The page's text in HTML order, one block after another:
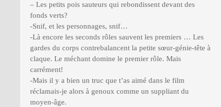
– Les petits pois sauteurs qui rebondissent devant des
fonds verts?
-Snif, et les personnages, snif…
-Là encore les seconds rôles sauvent les premiers … Les
gardes du corps contrebalancent la petite sœur-génie-tête à
claque. Le méchant domine le premier rôle. Mais
carrément!
-Mais il y a bien un truc que t’as aimé dans le film
réclamais-je alors à genoux comme un suppliant du
moyen-âge.